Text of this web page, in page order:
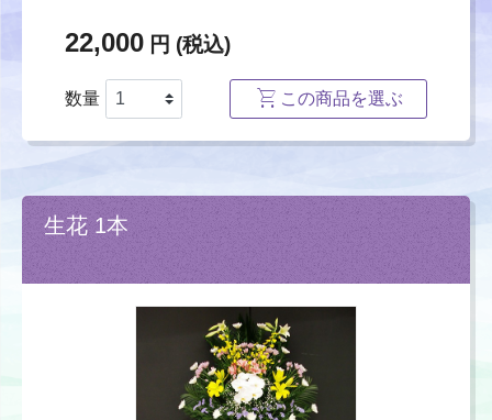
22,000 円 (税込)
数量 この商品を選ぶ
生花 1本